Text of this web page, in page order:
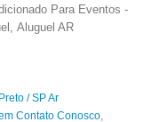
Para Eventos -
Aluguel AR
/ SP Ar
Contato Conosco